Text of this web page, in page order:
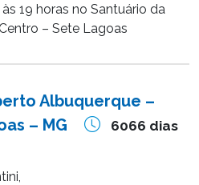
19 horas no Santuário da
– Sete Lagoas
Albuquerque –
– MG
6066 dias